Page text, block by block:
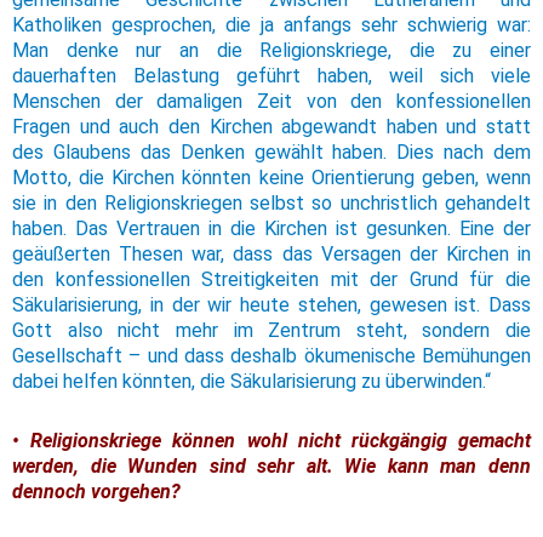
Katholiken gesprochen, die ja anfangs sehr schwierig war:
Man denke nur an die Religionskriege, die zu einer
dauerhaften Belastung geführt haben, weil sich viele
Menschen der damaligen Zeit von den konfessionellen
Fragen und auch den Kirchen abgewandt haben und statt
des Glaubens das Denken gewählt haben. Dies nach dem
Motto, die Kirchen könnten keine Orientierung geben, wenn
sie in den Religionskriegen selbst so unchristlich gehandelt
haben. Das Vertrauen in die Kirchen ist gesunken. Eine der
geäußerten Thesen war, dass das Versagen der Kirchen in
den konfessionellen Streitigkeiten mit der Grund für die
Säkularisierung, in der wir heute stehen, gewesen ist. Dass
Gott also nicht mehr im Zentrum steht, sondern die
Gesellschaft – und dass deshalb ökumenische Bemühungen
dabei helfen könnten, die Säkularisierung zu überwinden.“
• Religionskriege können wohl nicht rückgängig gemacht
werden, die Wunden sind sehr alt. Wie kann man denn
dennoch vorgehen?